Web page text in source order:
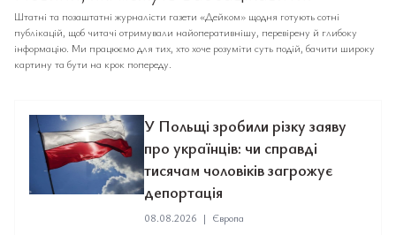
Штатні та позаштатні журналісти газети «Дейком» щодня готують сотні
публікацій, щоб читачі отримували найоперативнішу, перевірену й глибоку
інформацію. Ми працюємо для тих, хто хоче розуміти суть подій, бачити широку
картину та бути на крок попереду.
У Польщі зробили різку заяву
про українців: чи справді
тисячам чоловіків загрожує
депортація
08.08.2026 | Європа